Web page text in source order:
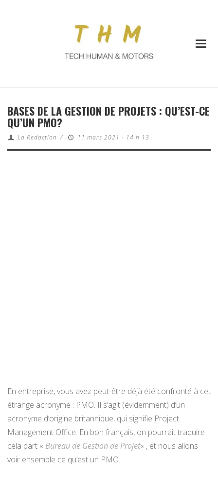
BASES DE LA GESTION DE PROJETS : QU’EST-CE
QU’UN PMO?
La Redaction / 11 mars 2021 - 14 h 13
En entreprise, vous avez peut-être déjà été confronté à cet
étrange acronyme : PMO. Il s’agit (évidemment) d’un
acronyme d’origine britannique, qui signifie Project
Management Office. En bon français, on pourrait traduire
cela part « Bureau de Gestion de Projet« , et nous allons
voir ensemble ce qu’est un PMO.